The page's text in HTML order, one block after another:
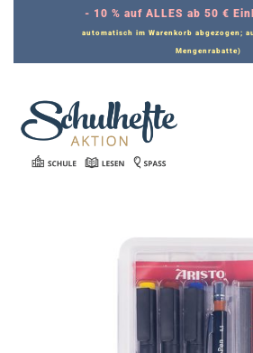
- 10 % auf ALLES ab 50 €
automatisch im Warenkorb abgezogen;
Mengenrabatte)